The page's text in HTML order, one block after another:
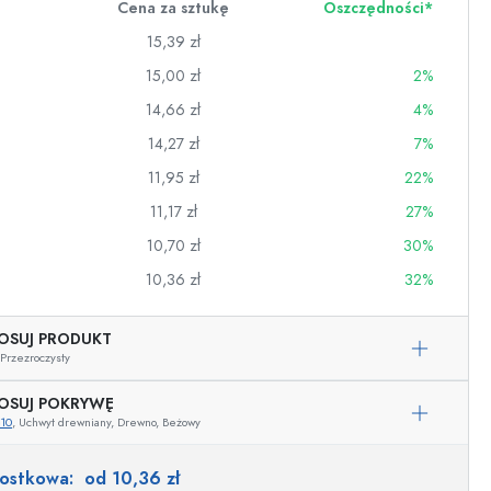
Przykładowa reprezentacja
Cena za sztukę
Oszczędności*
15,39 zł
15,00 zł
2%
14,66 zł
4%
14,27 zł
7%
11,95 zł
22%
11,17 zł
27%
10,70 zł
30%
10,36 zł 32%
PRODUKT
Przezroczysty
POKRYWĘ
, Uchwyt drewniany, Drewno, Beżowy
od 10,36 zł